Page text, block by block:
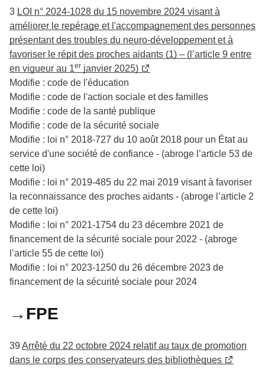
3 LOI n° 2024-1028 du 15 novembre 2024 visant à
améliorer le repérage et l'accompagnement des personnes
présentant des troubles du neuro-développement et à
favoriser le répit des proches aidants (1) – (l’article 9 entre
en vigueur au 1er janvier 2025)
Modifie : code de l'éducation
Modifie : code de l'action sociale et des familles
Modifie : code de la santé publique
Modifie : code de la sécurité sociale
Modifie : loi n° 2018-727 du 10 août 2018 pour un État au
service d'une société de confiance - (abroge l’article 53 de
cette loi)
Modifie : loi n° 2019-485 du 22 mai 2019 visant à favoriser
la reconnaissance des proches aidants - (abroge l’article 2
de cette loi)
Modifie : loi n° 2021-1754 du 23 décembre 2021 de
financement de la sécurité sociale pour 2022 - (abroge
l’article 55 de cette loi)
Modifie : loi n° 2023-1250 du 26 décembre 2023 de
financement de la sécurité sociale pour 2024
→FPE
39Arrêté du 22 octobre 2024 relatif au taux de promotion
dans le corps des conservateurs des bibliothèques